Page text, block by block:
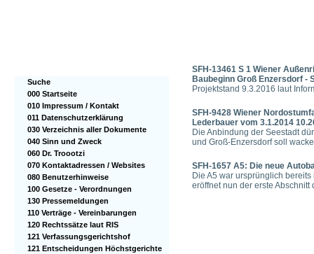
Suche
000 Startseite
010 Impressum / Kontakt
011 Datenschutzerklärung
030 Verzeichnis aller Dokumente
040 Sinn und Zweck
060 Dr. Troootzi
070 Kontaktadressen / Websites
080 Benutzerhinweise
100 Gesetze - Verordnungen
130 Pressemeldungen
110 Verträge - Vereinbarungen
120 Rechtssätze laut RIS
121 Verfassungsgerichtshof
121 Entscheidungen Höchstgerichte
SFH-13461 S 1 Wiener
Baubeginn Groß Enzersdorf -
Projektstand 9.3.2016 laut
SFH-9428 Wiener
Lederbauer vom 3.1.2014
Die Anbindung der Seestadt
und Groß-Enzersdorf soll
SFH-1657 A5: Die neue
Die A5 war ursprünglich
eröffnet nun der erste